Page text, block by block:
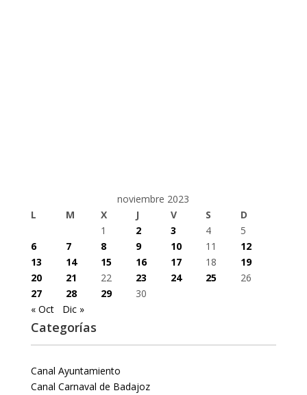
noviembre 2023
L
M X J V S
D
1
2 3 4
5
6
7 8 9 10 11
12
13
14 15 16 17 18
19
20
21 22 23 24 25
26
27
28 29
30
« Oct
Dic »
Categorías
Canal Ayuntamiento
Canal Carnaval de Badajoz